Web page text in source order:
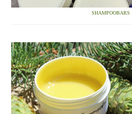
SHAMPOOBARS